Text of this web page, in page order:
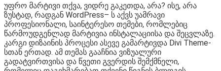
უფრო მარტივი თქვა, ვიდრე გაკეთდა, არა? ისე, არა
ზუსტად, რადგან WordPress– ს აქვს უამრავი
პროფესიონალი, საინტერესო თემები, რომლებიც
წარმოუდგენლად მარტივია ინსტალაციისა და შეცვლაზე.
კარგი დიზაინის პროცესი ასევე გამარტივდა Divi Theme-
სთან ერთად. ამ თემას გააჩნია ვიზუალური
გადატვირთვისა და წვეთი გვერდის შემქმნელი,